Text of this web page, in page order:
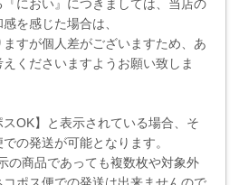
におい』につきましては、当店の
を感じた場合は、
すが個人差がございますため、あ
くださいますようお願い致しま
OK】と表示されている場合、そ
の発送が可能となります。
の商品であっても複数枚や対象外
ポス便での発送は出来ませんので